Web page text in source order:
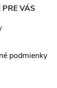
VÁS
podmienky